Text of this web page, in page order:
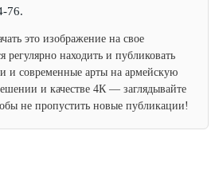
76.
это изображение на свое
регулярно находить и публиковать
и современные арты на армейскую
и качестве 4К — заглядывайте
не пропустить новые публикации!